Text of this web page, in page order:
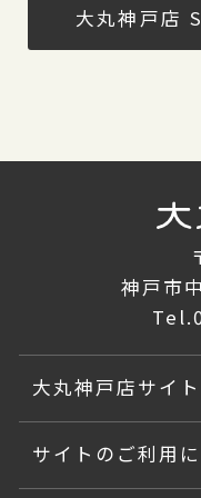
大丸神戸店
神戸市
Tel.
大丸神戸店サイト
サイトのご利用